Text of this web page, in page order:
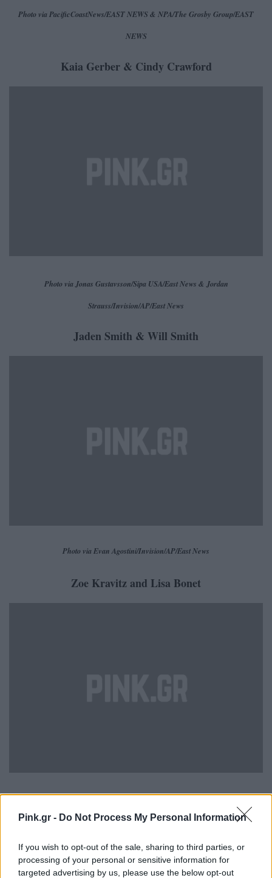
Pink.gr - Do Not Process My Personal Information
If you wish to opt-out of the sale, sharing to third parties, or
processing of your personal or sensitive information for
targeted advertising by us, please use the below opt-out
Photo via PacificCoastNews/EAST NEWS & NPA/The Grosby Group/EAST
NEWS
Kaia Gerber & Cindy Crawford
Photo via Jonas Gustavsson/Sipa USA/East News & Jordan
Strauss/Invision/AP/East News
Jaden Smith & Will Smith
Photo via Evan Agostini/Invision/AP/East News
Zoe Kravitz and Lisa Bonet
Photo via Jordan Strauss/Invision/AP/East News & AXELLE/BAUER-GRIFFIN
/ MEGA/Mega Agency/East News
Milo Gibson & Mel Gibson